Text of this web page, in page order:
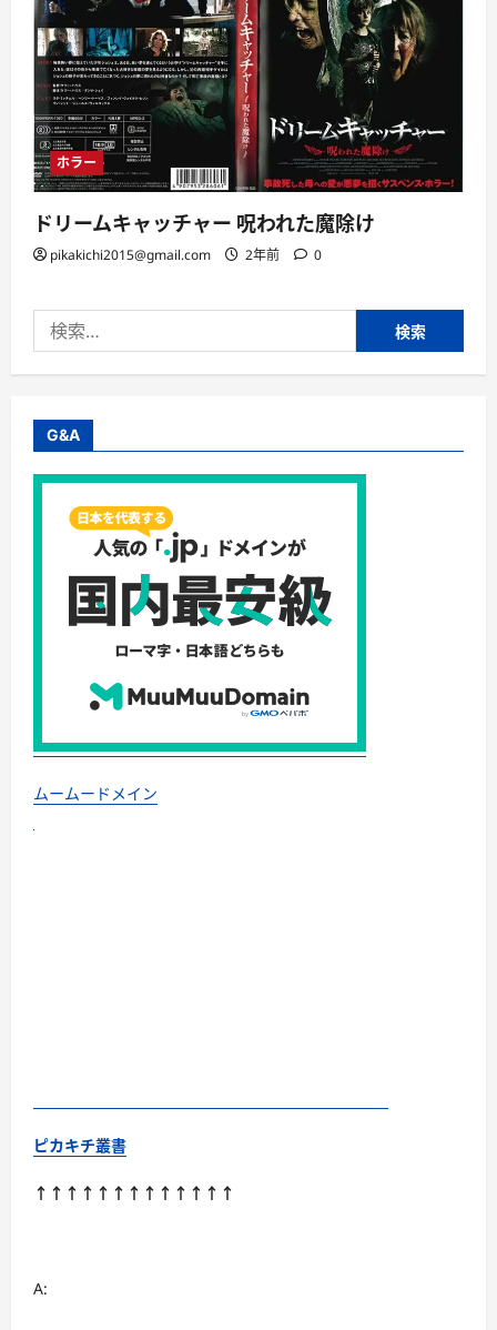
ホラー
ドリームキャッチャー 呪われた魔除け
pikakichi2015@gmail.com 2年前 0
索:
G&A
ムームードメイン
ピカキチ叢書
↑↑↑↑↑↑↑↑↑↑↑↑↑
A: